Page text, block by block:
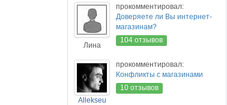
Лина
прокомментировал:
Доверяете ли Вы интернет-
магазинам?
104 отзывов
Allekseu
прокомментировал:
Конфликты с магазинами
10 отзывов